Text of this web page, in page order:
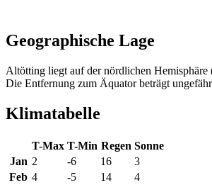
Geographische Lage
Altötting liegt auf der nördlichen Hemisphäre
Die Entfernung zum Äquator beträgt
Klimatabelle
T-Max T-Min Regen Sonne
Jan 2 -6 16
3
Feb 4 -5 14
4